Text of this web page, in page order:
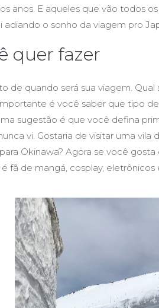
anos. E aqueles que vão todos
adiando o sonho da viagem pro
quer fazer
de quando será sua viagem. Qual
é você saber que tipo
sugestão é que você defina
vi. Gostaria de visitar uma vila
Okinawa? Agora se você gosta
fã de mangá, cosplay, eletrônicos